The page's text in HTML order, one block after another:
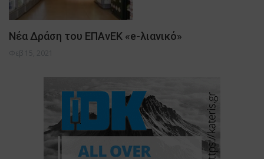
Νέα Δράση του ΕΠΑνΕΚ «e-λιανικό»
Φεβ 15, 2021